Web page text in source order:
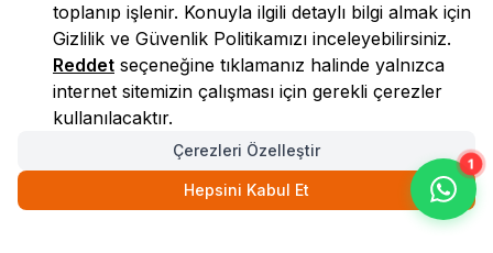
1
LokmanAVM
toplanıp işlenir. Konuyla ilgili detaylı bilgi almak için
Gizlilik ve Güvenlik Politikamızı inceleyebilirsiniz.
Reddet seçeneğine tıklamanız halinde yalnızca
internet sitemizin çalışması için gerekli çerezler
kullanılacaktır.
Çerezleri Özelleştir
Hepsini Kabul Et